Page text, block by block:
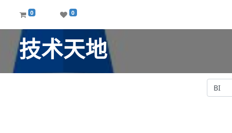
0 0
技术天地